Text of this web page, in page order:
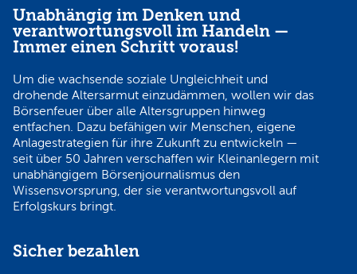
Unabhängig im Denken und
verantwortungsvoll im Handeln —
Immer einen Schritt voraus!
Um die wachsende soziale Ungleichheit und
drohende Altersarmut einzudämmen, wollen wir das
Börsenfeuer über alle Altersgruppen hinweg
entfachen. Dazu befähigen wir Menschen, eigene
Anlagestrategien für ihre Zukunft zu entwickeln —
seit über 50 Jahren verschaffen wir Kleinanlegern mit
unabhängigem Börsenjournalismus den
Wissensvorsprung, der sie verantwortungsvoll auf
Erfolgskurs bringt.
Sicher bezahlen